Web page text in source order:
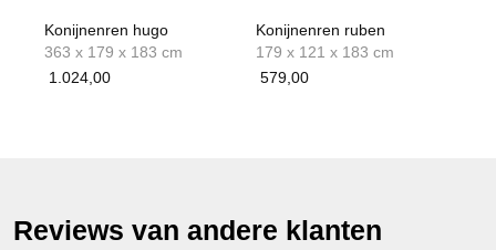
Konijnenren hugo
363 x 179 x 183 cm
1.024,00
Konijnenren ruben
179 x 121 x 183 cm
579,00
Reviews van andere klanten